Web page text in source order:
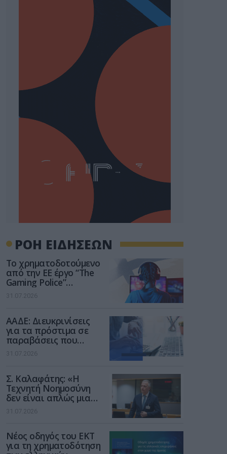
ΡΟΗ ΕΙΔΗΣΕΩΝ
Το χρηματοδοτούμενο
από την ΕΕ έργο “The
Gaming Police”
ενισχύει την ασφάλεια
των παιδιών στο
31.07.2026
ΑΑΔΕ: Διευκρινίσεις
για τα πρόστιμα σε
παραβάσεις που
αφορούν τους ΦΗΜ
31.07.2026
Σ. Καλαφάτης: «Η
Τεχνητή Νοημοσύνη
δεν είναι απλώς μια
νέα τεχνολογία, είναι
μια νέα βιομηχανική
31.07.2026
Νέος οδηγός του ΕΚΤ
για τη χρηματοδότηση